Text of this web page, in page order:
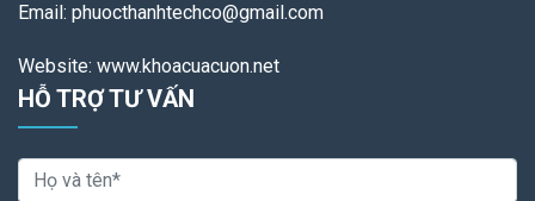
Email: phuocthanhtechco@gmail.com
Website: www.khoacuacuon.net
HỖ TRỢ TƯ VẤN